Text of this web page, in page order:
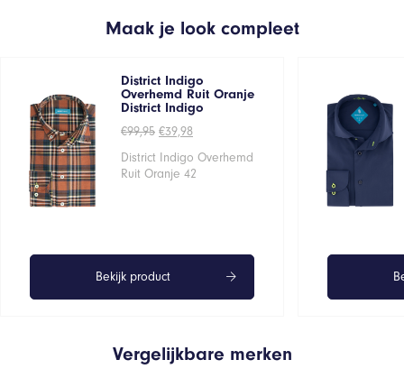
Maak je look compleet
District Indigo
Overhemd Ruit Oranje
District Indigo
€99,95 Oorspronkelijke
was:
€99,95.
€39,98Huidige
is:
€39,98.
District Indigo Overhemd
Ruit Oranje 42
Bekijk product
Vergelijkbare merken